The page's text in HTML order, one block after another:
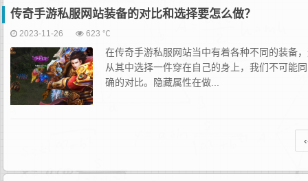
传奇手游私服网站装备的对比和选择要怎么做？
2023-11-26 623 ℃
在传奇手游私服网站当中有着各种不同的装备
从其中选择一件穿在自己的身上，我们不可能
确的对比。隐藏属性在做...